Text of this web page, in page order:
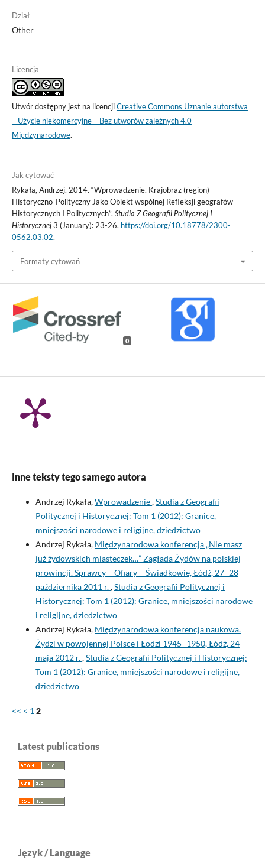
Dział
Other
Licencja
Utwór dostępny jest na licencjiCreative Commons Uznanie autorstwa
– Użycie niekomercyjne – Bez utworów zależnych 4.0
Międzynarodowe.
Jak cytować
Rykała, Andrzej. 2014. “Wprowadzenie. Krajobraz (region)
Historyczno-Polityczny Jako Obiekt wspólnej Refleksji geografów
Historycznych I Politycznych”. Studia Z Geografii Politycznej I
Historycznej3 (January): 23-26. https://doi.org/10.18778/2300-
0562.03.02.
Formaty cytowań
0
Inne teksty tego samego autora
Andrzej Rykała,Wprowadzenie,Studia z Geografii
Politycznej i Historycznej: Tom 1 (2012): Granice,
mniejszości narodowe i religijne, dziedzictwo
Andrzej Rykała, Międzynarodowa konferencja „Nie masz
już żydowskich miasteczek…” Zagłada Żydów na polskiej
prowincji. Sprawcy – Ofiary – Świadkowie, Łódź, 27–28
października 2011 r.,Studia z Geografii Politycznej i
Historycznej: Tom 1 (2012): Granice, mniejszości narodowe
i religijne, dziedzictwo
Andrzej Rykała, Międzynarodowa konferencja naukowa.
Żydzi w powojennej Polsce i Łodzi 1945–1950, Łódź, 24
maja 2012 r.,Studia z Geografii Politycznej i Historycznej:
Tom 1 (2012): Granice, mniejszości narodowe i religijne,
dziedzictwo
<< < 1 2
Latest publications
Język / Language